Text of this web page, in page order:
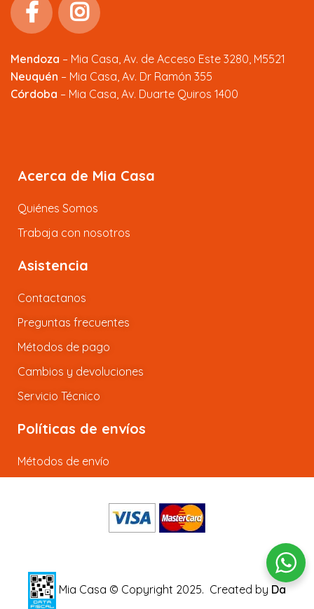
Mendoza – Mia Casa, Av. de Acceso Este 3280, M5521
Neuquén – Mia Casa, Av. Dr Ramón 355
Córdoba – Mia Casa, Av. Duarte Quiros 1400
Acerca de Mia Casa
Quiénes Somos
Trabaja con nosotros
Asistencia
Contactanos
Preguntas frecuentes
Métodos de pago
Cambios y devoluciones
Servicio Técnico
Políticas de envíos
Métodos de envío
Mia Casa © Copyright 2025. Created by Da